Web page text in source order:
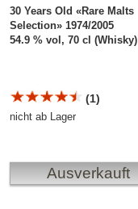
30 Years Old «Rare Malts
Selection» 1974/2005
54.9 % vol, 70 cl (Whisky)
(1)
nicht ab Lager
Ausverkauft